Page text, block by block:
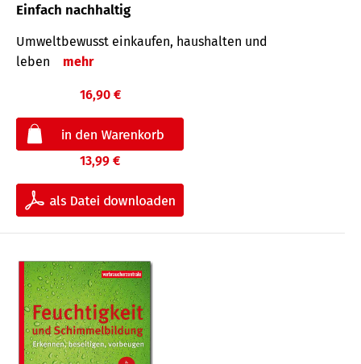
Einfach nachhaltig
Umweltbewusst einkaufen, haushalten und
leben
mehr
16,90 €
13,99 €